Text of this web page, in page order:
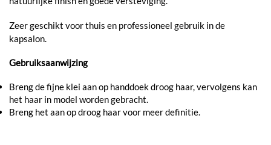
Zeer geschikt voor thuis en professioneel gebruik in de
kapsalon.
Gebruiksaanwijzing
Breng de fijne klei aan op handdoek droog haar, vervolgens kan
het haar in model worden gebracht.
Breng het aan op droog haar voor meer definitie.